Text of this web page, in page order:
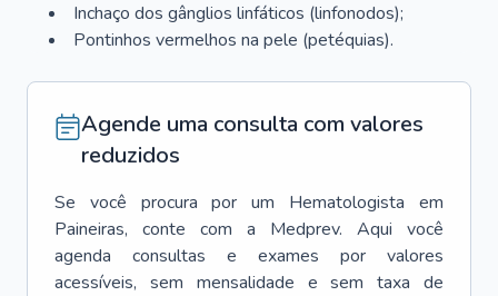
Inchaço dos gânglios linfáticos (linfonodos);
Pontinhos vermelhos na pele (petéquias).
Agende uma consulta com valores
reduzidos
Se você procura por um Hematologista
em
Paineiras, conte com a Medprev. Aqui você
agenda consultas e exames por valores
acessíveis, sem mensalidade e sem taxa de